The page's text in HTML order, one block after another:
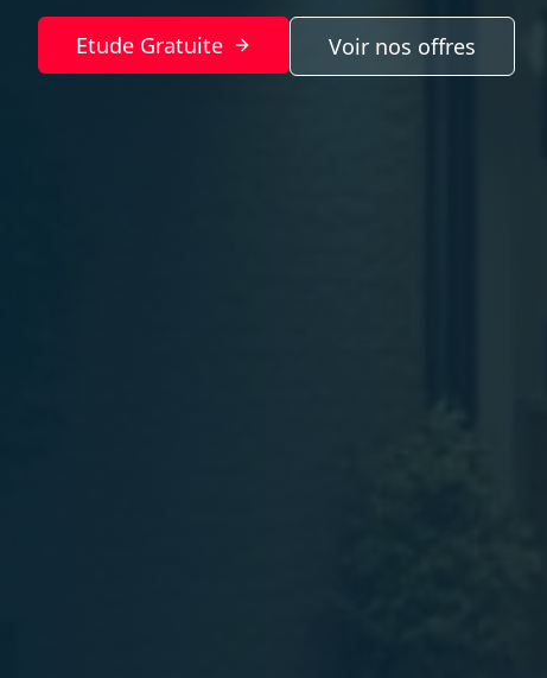
Etude Gratuite Voir nos offres